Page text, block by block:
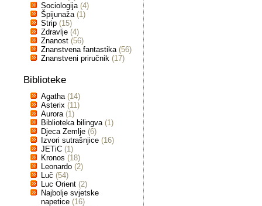
Sociologija (4)
Špijunaža (1)
Strip (15)
Zdravlje (4)
Znanost (56)
Znanstvena fantastika (56)
Znanstveni priručnik (17)
Biblioteke
Agatha (14)
Asterix (11)
Aurora (1)
Biblioteka bilingva (1)
Djeca Zemlje (6)
Izvori sutrašnjice (16)
JETiC (1)
Kronos (18)
Leonardo (2)
Luč (54)
Luc Orient (2)
Najbolje svjetske
napetice (16)